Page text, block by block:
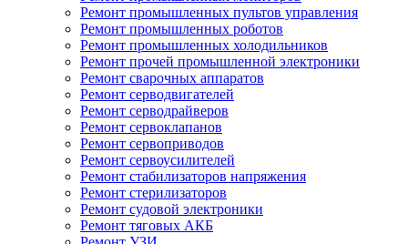
Ремонт промышленных пультов управления
Ремонт промышленных роботов
Ремонт промышленных холодильников
Ремонт прочей промышленной электроники
Ремонт сварочных аппаратов
Ремонт серводвигателей
Ремонт серводрайверов
Ремонт сервоклапанов
Ремонт сервоприводов
Ремонт сервоусилителей
Ремонт стабилизаторов напряжения
Ремонт стерилизаторов
Ремонт судовой электроники
Ремонт тяговых АКБ